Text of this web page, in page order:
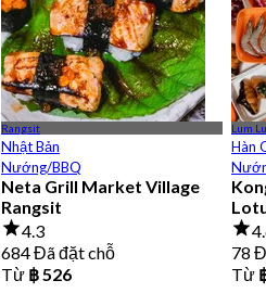
Rangsit
Nhật Bản
Nướng/BBQ
Neta Grill Market Village
Rangsit
4.3
684 Đã đặt chỗ
Từ ฿ 526
Lum
Hàn
78
Từ